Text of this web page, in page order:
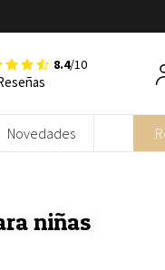
8.4/10
Novedades
niñas